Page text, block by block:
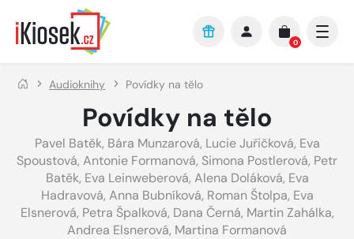
Přejít na hlavní obsah
0
Audioknihy Povídky na tělo
Povídky na tělo
Pavel Batěk, Bára Munzarová, Lucie Juřičková, Eva
Spoustová, Antonie Formanová, Simona Postlerová, Petr
Batěk, Eva Leinweberová, Alena Doláková, Eva
Hadravová, Anna Bubníková, Roman Štolpa, Eva
Elsnerová, Petra Špalková, Dana Černá, Martin Zahálka,
Andrea Elsnerová, Martina Formanová